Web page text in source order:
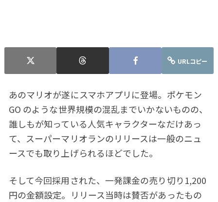
URLコピー
あのマリオが遂にスマホアプリに登場。ポケモン
GO のような世界規模の混乱までいかないものの、
誰しもが知っている人気キャラクターなだけあっ
て、スーパーマリオランのリリースは一般のニュ
ースでも取り上げられるほどでした。
そして今回採用された、一発課金の売り切り1,200
円の金額設定。リリース当時は賛否があったもの